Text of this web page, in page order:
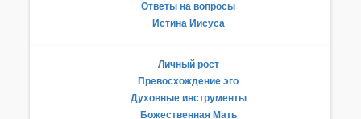
Ответы на вопросы
Истина Иисуса
Личный рост
Превосхождение эго
Духовные инструменты
Божественная Мать